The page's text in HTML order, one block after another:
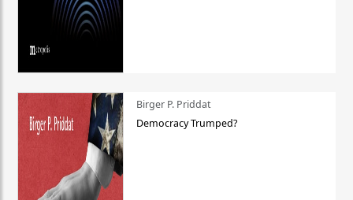
Birger P. Priddat
Democracy Trumped?